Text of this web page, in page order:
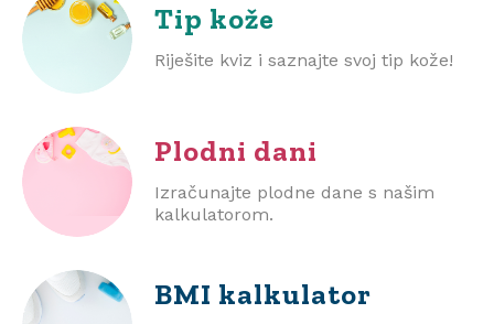
Tip kože
Riješite kviz i saznajte svoj tip kože!
Plodni dani
Izračunajte plodne dane s našim
kalkulatorom.
BMI kalkulator